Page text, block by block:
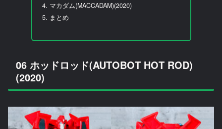
マカダム(MACCADAM)(2020)
まとめ
06 ホッドロッド(AUTOBOT HOT ROD)
(2020)